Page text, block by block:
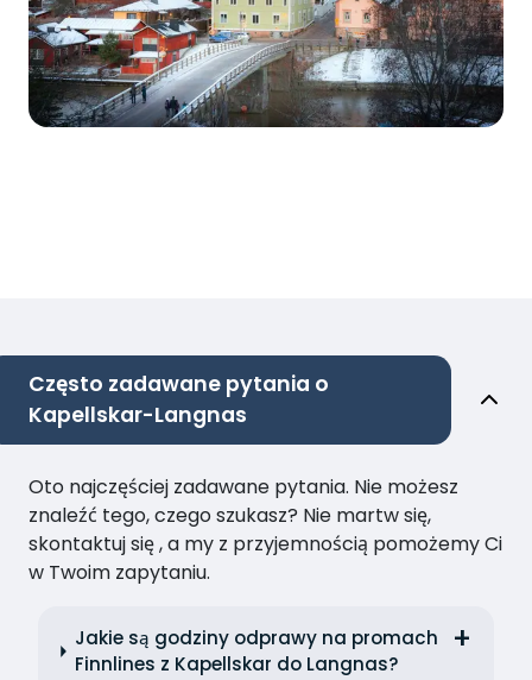
Często zadawane pytania o
Kapellskar-Langnas
Oto najczęściej zadawane pytania. Nie możesz
znaleźć tego, czego szukasz? Nie martw się,
skontaktuj się , a my z przyjemnością pomożemy Ci
w Twoim zapytaniu.
Jakie są godziny odprawy na promach
Finnlines z Kapellskar do Langnas?